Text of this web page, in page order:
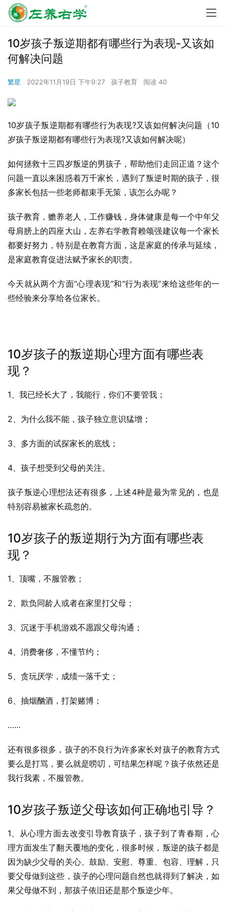
10岁孩子叛逆期都有哪些行为表现-又该如
何解决问题
繁星 2022年11月19日 下午9:27 孩子教育 阅读 40
10岁孩子叛逆期都有哪些行为表现?又该如何解决问题（10
岁孩子叛逆期都有哪些行为表现?又该如何解决呢）
如何拯救十三四岁叛逆的男孩子，帮助他们走回正道？这个
问题一直以来困惑着万千家长，遇到了叛逆时期的孩子，很
多家长包括一些老师都束手无策，该怎么办呢？
孩子教育，赡养老人，工作赚钱，身体健康是每一个中年父
母肩膀上的四座大山，左养右学教育赖颂强建议每一个家长
都要好努力，特别是在教育方面，这是家庭的传承与延续，
是家庭教育促进法赋予家长的职责。
今天就从两个方面“心理表现”和“行为表现”来给这些年的一
些经验来分享给各位家长。
10岁孩子的叛逆期心理方面有哪些表
现？
1、我已经长大了，我能行，你们不要管我；
2、为什么我不能，孩子独立意识猛增；
3、多方面的试探家长的底线；
4、孩子想受到父母的关注。
孩子叛逆心理想法还有很多，上述4种是最为常见的，也是
特别容易被家长疏忽的。
10岁孩子的叛逆期行为方面有哪些表
现？
1、顶嘴，不服管教；
2、欺负同龄人或者在家里打父母；
3、沉迷于手机游戏不愿跟父母沟通；
4、消费奢侈，不懂节约；
5、贪玩厌学，成绩一落千丈；
6、抽烟酗酒，打架赌博；
……
还有很多很多，孩子的不良行为许多家长对孩子的教育方式
要么是打骂，要么就是唠叨，可结果怎样呢？孩子依然还是
我行我素，不服管教。
10岁孩子叛逆父母该如何正确地引导？
1、从心理方面去改变引导教育孩子，孩子到了青春期，心
理方面发生了翻天覆地的变化，很多时候，叛逆的孩子都是
因为缺少父母的关心、鼓励、安慰、尊重、包容、理解，只
要父母做到这些，孩子的心理问题自然也就得到了解决，如
果父母做不到，那孩子依旧还是那个叛逆少年。